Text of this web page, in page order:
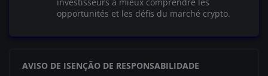
opportunités et les défis du marché crypto.
AVISO DE ISENÇÃO DE RESPONSABILIDADE